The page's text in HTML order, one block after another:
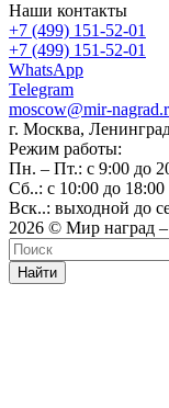
Наши контакты
+7 (499) 151-52-01
+7 (499) 151-52-01
WhatsApp
Telegram
moscow@mir-
г. Москва,
Режим работы:
Пн. – Пт.: с 9:00 до
Сб..: с 10:00 до 18:00
Вск..: выходной до
2026 © Мир наград
Найти